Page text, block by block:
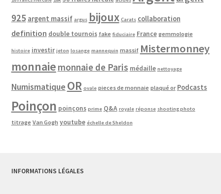
925 argent massif argus bijoux Carats collaboration
definition double tournois fake fiduciaire France gemmologie
histoire investir jeton losange mannequin massif Mistermonney
monnaie monnaie de Paris médaille nettoyage
Numismatique OR ovale pieces de monnaie plaqué or Podcasts
Poinçon poinçons prime Q&A royale réponse shooting photo
titrage Van Gogh youtube échelle de Sheldon
INFORMATIONS LÉGALES